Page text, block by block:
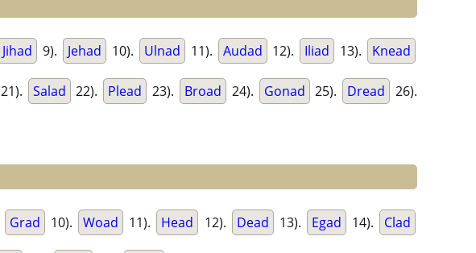
Jihad 9). Jehad 10). Ulnad 11). Audad 12). Iliad 13). Knead
21). Salad 22). Plead 23). Broad 24). Gonad 25). Dread 26).
Grad 10). Woad 11). Head 12). Dead 13). Egad 14). Clad